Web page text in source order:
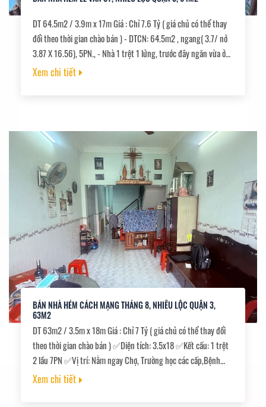
DT 64.5m2 / 3.9m x 17m Giá : Chỉ 7.6 Tỷ ( giá chủ có thể thay
đổi theo thời gian chào bán ) - DTCN: 64.5m2 , ngang( 3.7/ nở
3.87 X 16.56), 5PN., - Nhà 1 trệt 1 lửng, trước đây ngăn vừa ở
vừa cho thuê - Nhà 1 sẹc, 68m mặt tiền Trường Sa, 200m ra
Xem chi tiết
BÁN NHÀ HẺM CÁCH MẠNG THÁNG 8, NHIÊU LỘC QUẬN 3,
63M2
DT 63m2 / 3.5m x 18m Giá : Chỉ 7 Tỷ ( giá chủ có thể thay đổi
theo thời gian chào bán ) ✅Diện tích: 3.5x18 ✅Kết cấu: 1 trệt
2 lầu 7PN ✅Vị trí: Nằm ngay Chợ, Trường học các cấp,Bệnh
viện, Uỷ Ban Quận.,, ✅Khu vực: Khu vực an ninh,dân trí cao
Xem chi tiết